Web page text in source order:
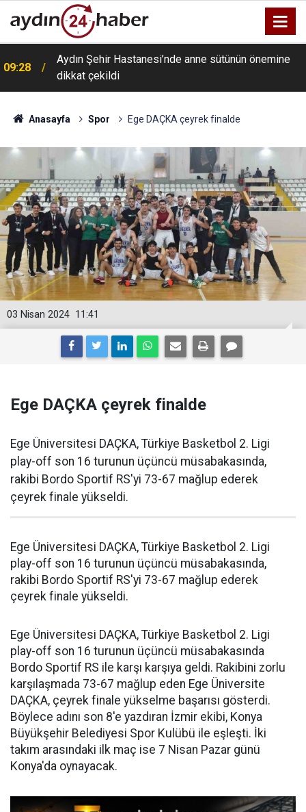
09:28
Aydın Şehir Hastanesi’nde anne sütünün önemine
dikkat çekildi
Anasayfa Spor Ege DAÇKA çeyrek finalde
11:41
03 Nisan 2024
Ege DAÇKA çeyrek finalde
Ege Üniversitesi DAÇKA, Türkiye Basketbol 2. Ligi
play-off son 16 turunun üçüncü müsabakasında,
rakibi Bordo Sportif RS'yi 73-67 mağlup ederek
çeyrek finale yükseldi.
Ege Üniversitesi DAÇKA, Türkiye Basketbol 2. Ligi
play-off son 16 turunun üçüncü müsabakasında,
rakibi Bordo Sportif RS'yi 73-67 mağlup ederek
çeyrek finale yükseldi.
Ege Üniversitesi DAÇKA, Türkiye Basketbol 2. Ligi
play-off son 16 turunun üçüncü müsabakasında
Bordo Sportif RS ile karşı karşıya geldi. Rakibini zorlu
karşılaşmada 73-67 mağlup eden Ege Üniversite
DAÇKA, çeyrek finale yükselme başarısı gösterdi.
Böylece adını son 8'e yazdıran İzmir ekibi, Konya
Büyükşehir Belediyesi Spor Kulübü ile eşleşti. İki
takım arasındaki ilk maç ise 7 Nisan Pazar günü
Konya'da oynayacak.